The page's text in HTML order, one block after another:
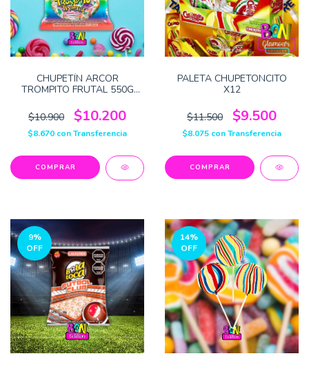
CHUPETÍN ARCOR
TROMPITO FRUTAL 550G
$10.900
$10.200
$8.670 conTransferencia
PALETA CHUPETONCITO
X12
$11.500 $9.500
$8.075 conTransferencia
9%
OFF
14%
OFF